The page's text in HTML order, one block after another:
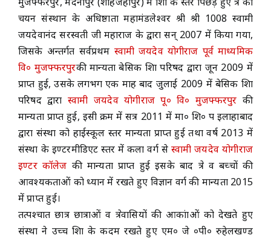
ACADEMICS
NEWS & EVENT
Important Documents
Gallery
Contact Us
चयन संस्थान के अधिष्ठाता महामंडलेश्वर श्री श्री 1008 स्वामी
जयदेवानंद सरस्वती जी महाराज के द्वारा सन् 2007 में किया गया,
जिसके अन्तर्गत सर्वप्रथम स्वामी जयदेव योगीराज पूर्व माध्यमिक
वि० मुजफ्फरपुरकी मान्यता बेसिक शिक्षा परिषद द्वारा जून 2009 में
प्राप्त हुई, उसके लगभग एक माह बाद जुलाई 2009 में बेसिक शिक्षा
परिषद द्वारा स्वामी जयदेव योगीराज पू० वि० मुजफ्फरपुर की
मान्यता प्राप्त हुई, इसी क्रम में सत्र 2011 में मा० शि० प इलाहाबाद
द्वारा संस्था को हाईस्कूल स्तर मान्यता प्राप्त हुई तथा वर्ष 2013 में
संस्था के इण्टरमीडिएट स्तर में कला वर्ग से स्वामी जयदेव योगीराज
इण्टर कॉलेज की मान्यता प्राप्त हुई इसके बाद क्षेत्र व बच्चों की
आवश्यकताओं को ध्यान में रखते हुए विज्ञान वर्ग की मान्यता 2015
में प्राप्त हुई।
तत्पश्चात छात्र छात्राओं व क्षेत्रवासियों की आकांक्षाओं को देखते हुए
संस्था ने उच्च शिक्षा के कदम रखते हुए एम० जे ०पी० रुहेलखण्ड